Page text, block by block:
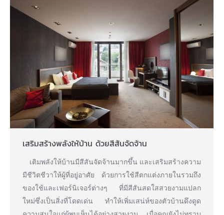
เสริมสร้างพลังให้บ้าน ด้วยสีสันจัดจ้าน
เติมพลังให้บ้านมีสีสันจัดจ้านมากขึ้น และเสริมสร้างความ
มีชีวิตชีวาให้ผู้ที่อยู่อาศัย ด้วยการใช้สีตกแต่งภายในรวมถึง
ของใช้และเฟอร์นิเจอร์ต่างๆ ที่มีสีสันสดใสสวยงามแปลก
ใหม่ซึ่งเป็นสิ่งที่โดดเด่น ทำให้เพิ่มเสน่ห์ของตัวบ้านดึงดูด